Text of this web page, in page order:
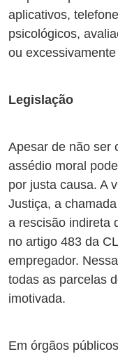
aplicativos,
psicológicos,
ou
Legislação
Apesar de não ser
assédio moral
por justa causa. A
Justiça, a
a rescisão indireta
no artigo 483 da
empregador.
todas as parcelas
imotivada.
Em órgãos